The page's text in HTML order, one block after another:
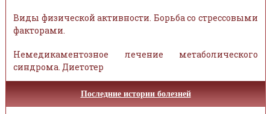
Виды физической активности. Борьба со стрессовыми
факторами.
Немедикаментозное лечение метаболического
синдрома. Диетотер
Последние истории болезней